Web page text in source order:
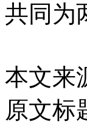
共同为
本文来
原文标